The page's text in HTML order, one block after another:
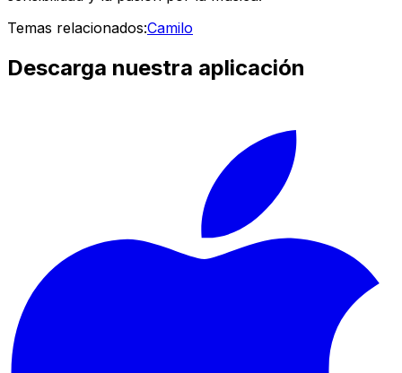
Temas relacionados:Camilo
Descarga nuestra aplicación